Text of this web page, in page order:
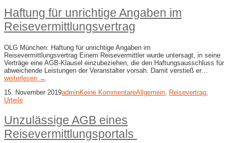
Haftung für unrichtige Angaben im
Reisevermittlungsvertrag
OLG München: Haftung für unrichtige Angaben im
Reisevermittlungsvertrag Einem Reisevermittler wurde untersagt, in seine
Verträge eine AGB-Klausel einzubeziehen, die den Haftungsausschluss für
abweichende Leistungen der Veranstalter vorsah. Damit verstieß er…
weiterlesen →
15. November 2019adminKeine KommentareAllgemein Reisevertrag
Urteile
Unzulässige AGB eines
Reisevermittlungsportals